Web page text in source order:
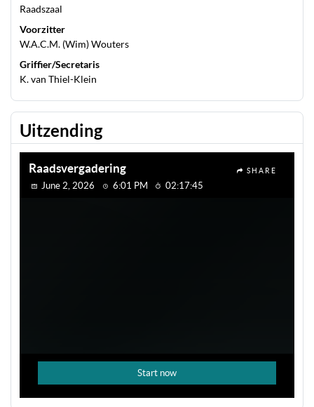
Raadszaal
Voorzitter
W.A.C.M. (Wim) Wouters
Griffier/Secretaris
K. van Thiel-Klein
Uitzending